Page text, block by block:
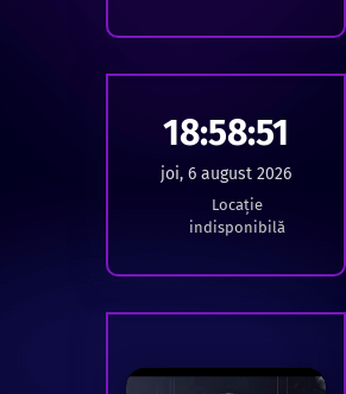
18:58:52
joi, 6 august 2026
Locație
indisponibilă